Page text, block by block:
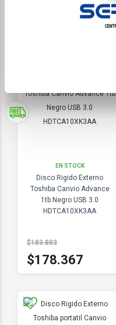
LACIE
EN STOCK
Disco Rigido Externo
Toshiba Canvio Advance
1tb Negro USB 3.0
HDTCA10XK3AA
$183.883
$178.367